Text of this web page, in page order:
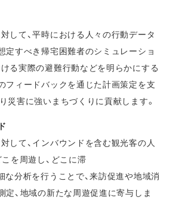
して、平時における人々の行動データ
定すべき帰宅困難者のシミュレーショ
る実際の避難行動などを明らかにする
フィードバックを通じた計画策定を支
災害に強いまちづくりに貢献します。
して、インバウンドを含む観光客の人
こを周遊し、どこに滞
な分析を行うことで、来訪促進や地域消
定、地域の新たな周遊促進に寄与しま